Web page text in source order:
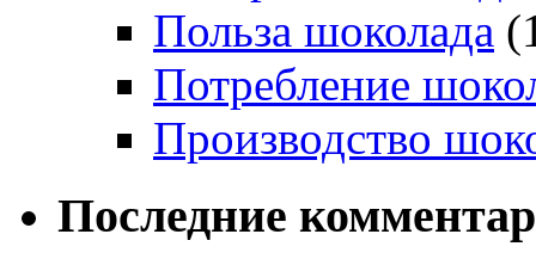
Польза шоколада
Потребление
Производство
Последние